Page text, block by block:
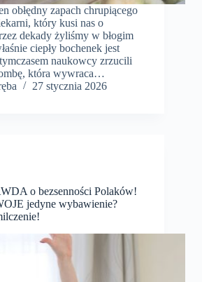
obłędny zapach chrupiącego
który kusi nas o
dekady żyliśmy w błogim
ciepły bochenek jest
naukowcy zrzucili
która wywraca…
27 stycznia 2026
o bezsenności Polaków!
jedyne wybawienie?